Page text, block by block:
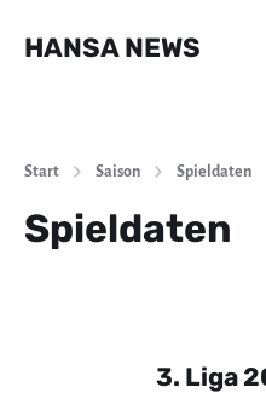
HANSA NEWS
Start Saison Spieldaten
Spieldaten
3. Liga